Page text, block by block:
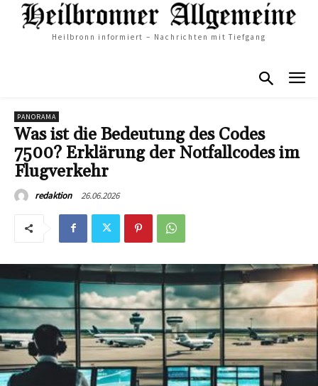
Heilbronn informiert – Nachrichten mit Tiefgang
PANORAMA
Was ist die Bedeutung des Codes
7500? Erklärung der Notfallcodes im
Flugverkehr
redaktion 26.06.2026